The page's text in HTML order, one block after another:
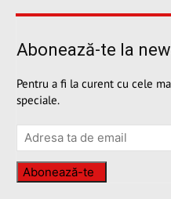
Abonează-te la
Pentru a fi la curent cu cele
speciale.
Abonează-te